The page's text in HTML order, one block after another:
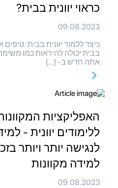
כראוי יוונית בבית?
09.08.2023
כיצד ללמוד יוונית בבית: טיפים
בבית יכולה להיראות כמו
אתה חדש ב- […]
האפליקציות
ללימודים יוונית -
לנגישה יותר ויותר
למידה מקוונות
09.08.2023